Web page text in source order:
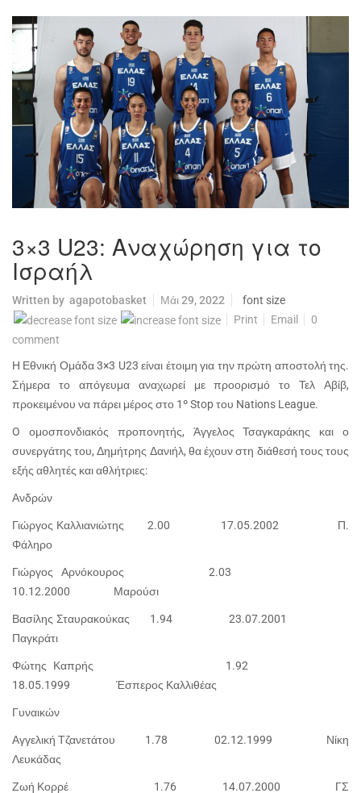
3×3 U23: Αναχώρηση για το
Ισραήλ
Written by agapotobasket Μάι 29, 2022
font size
Print
Email
0
comment
Η Εθνική Ομάδα 3×3 U23 είναι έτοιμη για την πρώτη αποστολή της.
Σήμερα το απόγευμα αναχωρεί με προορισμό το Τελ Αβίβ,
προκειμένου να πάρει μέρος στο 1º Stop του Nations League.
O ομοσπονδιακός προπονητής, Άγγελος Τσαγκαράκης και ο
συνεργάτης του, Δημήτρης Δανιήλ, θα έχουν στη διάθεσή τους τους
εξής αθλητές και αθλήτριες:
Ανδρών
Γιώργος Καλλιανιώτης 2.00 17.05.2002 Π.
Φάληρο
Γιώργος Αρνόκουρος 2.03
10.12.2000 Μαρούσι
Βασίλης Σταυρακούκας 1.94 23.07.2001
Παγκράτι
Φώτης Καπρής 1.92
18.05.1999 Έσπερος Καλλιθέας
Γυναικών
Αγγελική Τζανετάτου 1.78 02.12.1999 Νίκη
Λευκάδας
Ζωή Κορρέ 1.76 14.07.2000 ΓΣ